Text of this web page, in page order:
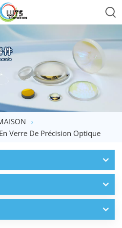
Verre De Précision Optique